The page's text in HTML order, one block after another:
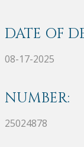
DATE OF
08-17-2025
NUMBER:
25024878